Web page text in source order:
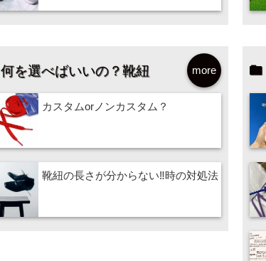
more
何を選べばいいの？靴紐
カスタムorノンカスタム？
靴紐の長さが分からない‼時の対処法